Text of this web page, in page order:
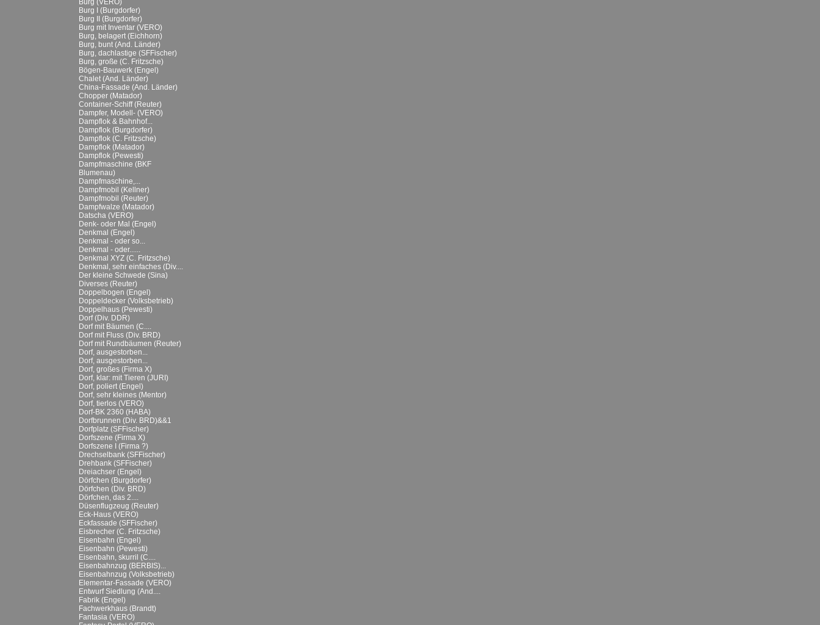
Burg (VERO)
Burg I (Burgdorfer)
Burg II (Burgdorfer)
Burg mit Inventar (VERO)
Burg, belagert (Eichhorn)
Burg, bunt (And. Länder)
Burg, dachlastige (SFFischer)
Burg, große (C. Fritzsche)
Bögen-Bauwerk (Engel)
Chalet (And. Länder)
China-Fassade (And. Länder)
Chopper (Matador)
Container-Schiff (Reuter)
Dampfer, Modell- (VERO)
Dampflok & Bahnhof...
Dampflok (Burgdorfer)
Dampflok (C. Fritzsche)
Dampflok (Matador)
Dampflok (Pewesti)
Dampfmaschine (BKF
Blumenau)
Dampfmaschine,...
Dampfmobil (Kellner)
Dampfmobil (Reuter)
Dampfwalze (Matador)
Datscha (VERO)
Denk- oder Mal (Engel)
Denkmal (Engel)
Denkmal - oder so...
Denkmal - oder......
Denkmal XYZ (C. Fritzsche)
Denkmal, sehr einfaches (Div....
Der kleine Schwede (Sina)
Diverses (Reuter)
Doppelbogen (Engel)
Doppeldecker (Volksbetrieb)
Doppelhaus (Pewesti)
Dorf (Div. DDR)
Dorf mit Bäumen (C....
Dorf mit Fluss (Div. BRD)
Dorf mit Rundbäumen (Reuter)
Dorf, ausgestorben...
Dorf, ausgestorben...
Dorf, großes (Firma X)
Dorf, klar: mit Tieren (JURI)
Dorf, poliert (Engel)
Dorf, sehr kleines (Mentor)
Dorf, tierlos (VERO)
Dorf-BK 2360 (HABA)
Dorfbrunnen (Div. BRD)&&1
Dorfplatz (SFFischer)
Dorfszene (Firma X)
Dorfszene I (Firma ?)
Drechselbank (SFFischer)
Drehbank (SFFischer)
Dreiachser (Engel)
Dörfchen (Burgdorfer)
Dörfchen (Div. BRD)
Dörfchen, das 2....
Düsenflugzeug (Reuter)
Eck-Haus (VERO)
Eckfassade (SFFischer)
Eisbrecher (C. Fritzsche)
Eisenbahn (Engel)
Eisenbahn (Pewesti)
Eisenbahn, skurril (C....
Eisenbahnzug (BERBIS)...
Eisenbahnzug (Volksbetrieb)
Elementar-Fassade (VERO)
Entwurf Siedlung (And....
Fabrik (Engel)
Fachwerkhaus (Brandt)
Fantasia (VERO)